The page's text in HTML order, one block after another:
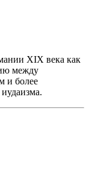
XIX века как
между
и более